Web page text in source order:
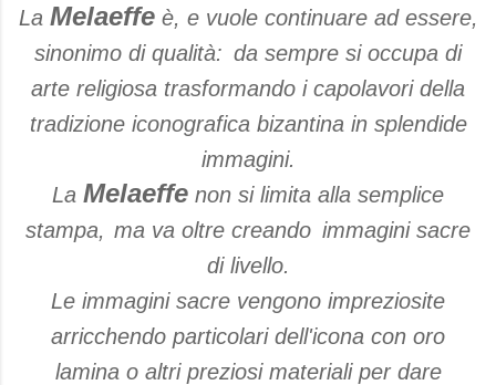
La Melaeffeè, e vuole continuare ad essere,
sinonimo di qualità: da sempre si occupa di
arte religiosa trasformando i capolavori della
tradizione iconografica bizantina in splendide
immagini.
La Melaeffe non si limita alla semplice
stampa, ma va oltre creando immagini sacre
di livello.
Le immagini sacre vengono impreziosite
arricchendo particolari dell'icona con oro
lamina o altri preziosi materiali per dare